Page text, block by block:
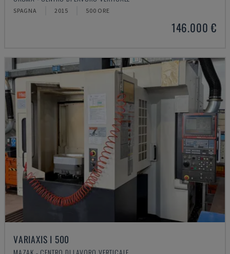
SPAGNA 2015 500 ORE
146.000 €
VARIAXIS I 500